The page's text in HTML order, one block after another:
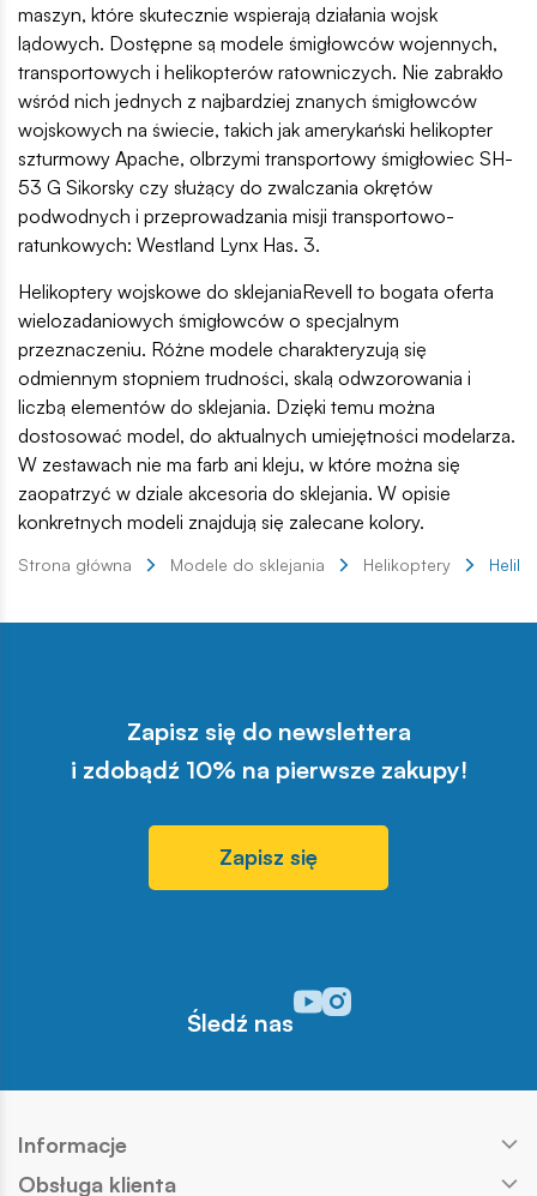
maszyn, które skutecznie wspierają działania wojsk
lądowych. Dostępne są modele śmigłowców wojennych,
transportowych i helikopterów ratowniczych. Nie zabrakło
wśród nich jednych z najbardziej znanych śmigłowców
wojskowych na świecie, takich jak amerykański helikopter
szturmowy Apache, olbrzymi transportowy śmigłowiec SH-
53 G Sikorsky czy służący do zwalczania okrętów
podwodnych i przeprowadzania misji transportowo-
ratunkowych: Westland Lynx Has. 3.
Helikoptery wojskowe do sklejaniaRevell to bogata oferta
wielozadaniowych śmigłowców o specjalnym
przeznaczeniu. Różne modele charakteryzują się
odmiennym stopniem trudności, skalą odwzorowania i
liczbą elementów do sklejania. Dzięki temu można
dostosować model, do aktualnych umiejętności modelarza.
W zestawach nie ma farb ani kleju, w które można się
zaopatrzyć w dziale akcesoria do sklejania. W opisie
konkretnych modeli znajdują się zalecane kolory.
Strona główna Modele do sklejania Helikoptery
Zapisz się do newslettera
i zdobądź 10% na pierwsze zakupy!
Zapisz się
Śledź nas
Odwiedź nasz profil w
Odwiedź nasz profil w
Informacje
Obsługa klienta